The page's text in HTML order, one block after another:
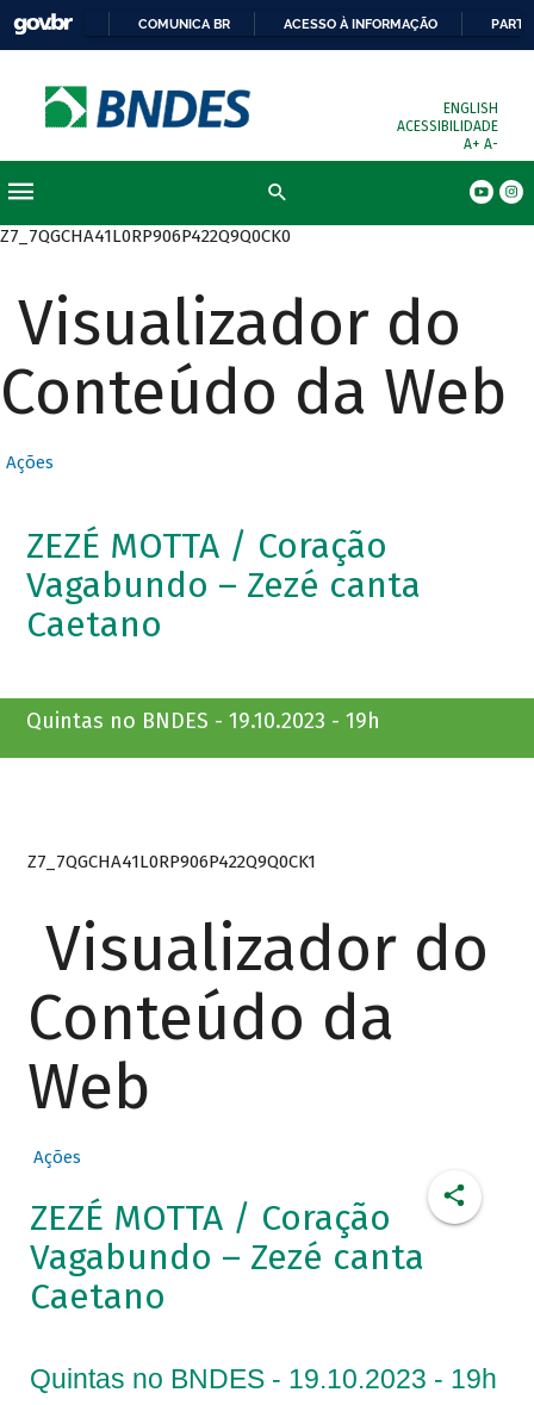
COMUNICA BR ACESSO À INFORMAÇÃO
ENGLISH
ACESSIBILIDADE
A+ A-
Z7_7QGCHA41L0RP906P422Q9Q0CK0
Visualizador do
Conteúdo da Web
Ações
ZEZÉ MOTTA / Coração
Vagabundo – Zezé canta
Caetano
Quintas no BNDES - 19.10.2023 - 19h
Z7_7QGCHA41L0RP906P422Q9Q0CK1
Visualizador do
Conteúdo da
Web
Ações
ZEZÉ MOTTA / Coração
Vagabundo – Zezé canta
Caetano
Quintas no BNDES - 19.10.2023 - 19h